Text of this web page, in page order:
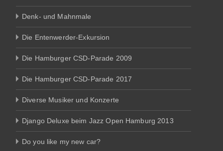
Denk- und Mahnmale
Die Entenwerder-Exkursion
Die Hamburger CSD-Parade 2009
Die Hamburger CSD-Parade 2017
Diverse Musiker und Konzerte
Django Deluxe beim Jazz Open Hamburg 2013
Do you like my new car?